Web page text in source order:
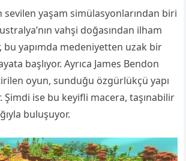
sevilen yaşam simülasyonlarından biri
vahşi doğasından ilham
bu yapımda medeniyetten uzak bir
başlıyor. Ayrıca James Bendon
oyun, sunduğu özgürlükçü yapı
Şimdi ise bu keyifli macera, taşınabilir
buluşuyor.